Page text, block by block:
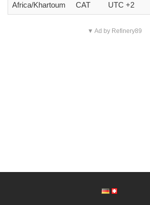
Africa/Khartoum CAT UTC +2
▼ Ad by Refinery89